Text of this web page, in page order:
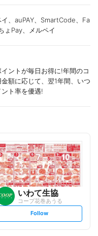
、auPAY、SmartCode、Fa
ょPay、メルペイ
ントが毎日お得に!年間のコ
額に応じて、翌1年間、いつ
ト率を優遇!
いわて生協
コープ花巻あうる
s
t
Follow